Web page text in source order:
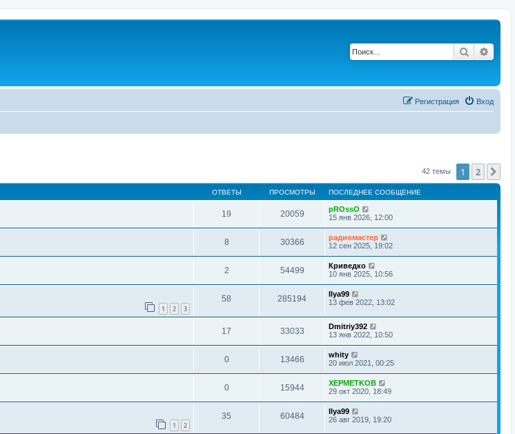
Поиск
Вход
Регистрация
42 темы 1 2
ОТВЕТЫ ПРОСМОТРЫ ПОСЛЕДНЕЕ СООБЩЕНИЕ
19 20059
pROssO
15 янв 2026, 12:00
8 30366
радиомастер
12 сен 2025, 19:02
2 54499
Криведко
10 янв 2025, 10:56
1 2 3
58 285194
Ilya99
13 фев 2022, 13:02
17 33033
Dmitriy392
13 янв 2022, 10:50
0 13466
whity
20 июл 2021, 00:25
0 15944
XEPMETKOB
29 окт 2020, 18:49
1 2
35 60484
Ilya99
26 авг 2019, 19:20